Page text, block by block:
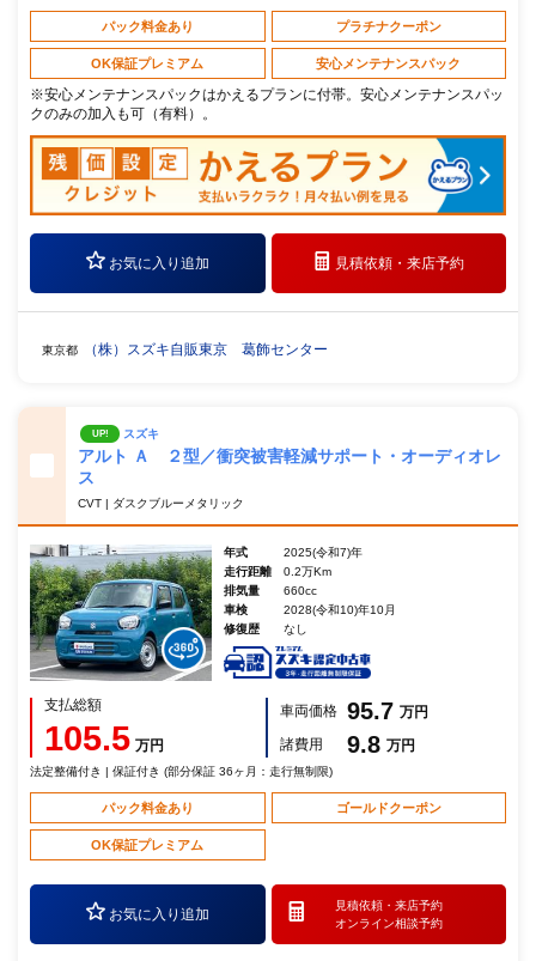
パック料金あり プラチナクーポン
OK保証プレミアム 安心メンテナンスパック
※安心メンテナンスパックはかえるプランに付帯。安心メンテナンスパッ
クのみの加入も可（有料）。
お気に入り追加 見積依頼・来店予約
東京都 （株）スズキ自販東京 葛飾センター
UP! スズキ
アルト Ａ ２型／衝突被害軽減サポート・オーディオレ
ス
CVT | ダスクブルーメタリック
年式
2025(令和7)年
走行距離
0.2万Km
排気量
660cc
車検
2028(令和10)年10月
修復歴
なし
支払総額
105.5 万円
車両価格 95.7 万円
諸費用
9.8 万円
法定整備付き | 保証付き (部分保証 36ヶ月：走行無制限)
パック料金あり ゴールドクーポン
OK保証プレミアム
お気に入り追加
見積依頼・ 来店予約
オンライン相談予約